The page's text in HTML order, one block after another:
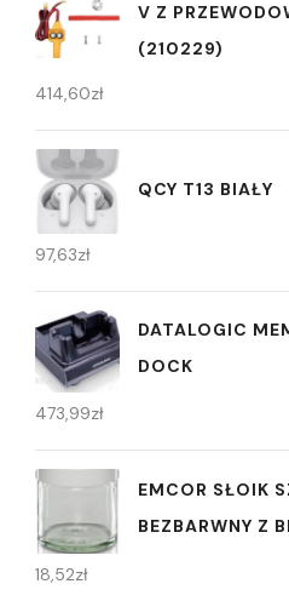
V Z
(210229)
414,60zł
QCY T13 BIAŁY
97,63zł
DATALOGIC
DOCK
473,99zł
EMCOR SŁOIK
BEZBARWNY Z
18,52zł